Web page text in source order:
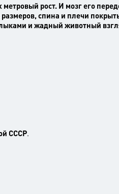
рост. И мозг его
спина и плечи
и жадный животный
СССР.